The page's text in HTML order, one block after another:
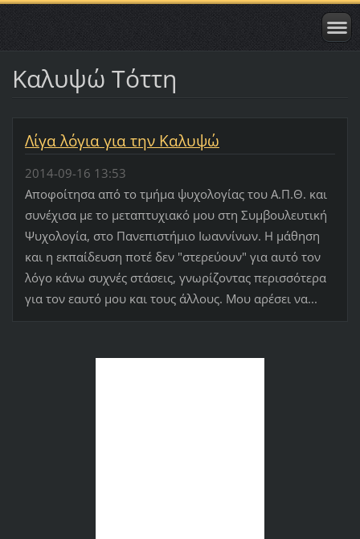
Καλυψώ Τόττη
Λίγα λόγια για την Καλυψώ
2014-09-16 13:53
Αποφοίτησα από το τμήμα ψυχολογίας του Α.Π.Θ. και
συνέχισα με το μεταπτυχιακό μου στη Συμβουλευτική
Ψυχολογία, στο Πανεπιστήμιο Ιωαννίνων. Η μάθηση
και η εκπαίδευση ποτέ δεν "στερεύουν" για αυτό τον
λόγο κάνω συχνές στάσεις, γνωρίζοντας περισσότερα
για τον εαυτό μου και τους άλλους. Μου αρέσει να...